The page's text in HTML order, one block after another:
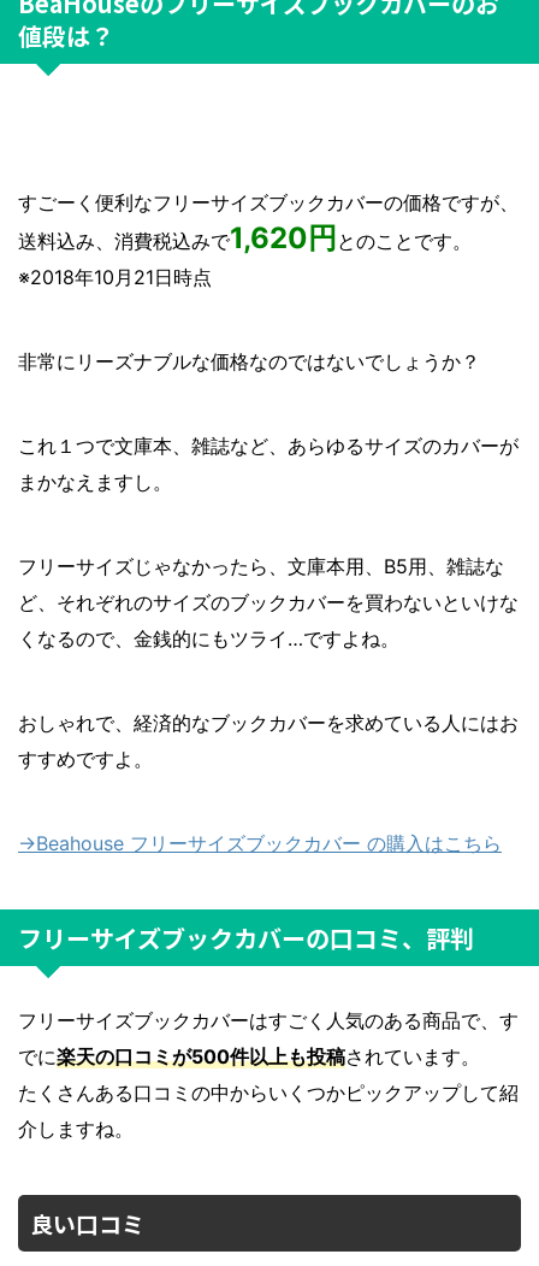
値段は？
すごーく便利なフリーサイズブックカバーの価格ですが、
送料込み、消費税込みで1,620円 とのことです。
※2018年10月21日時点
非常にリーズナブルな価格なのではないでしょうか？
これ１つで文庫本、雑誌など、あらゆるサイズのカバーが
まかなえますし。
フリーサイズじゃなかったら、文庫本用、B5用、雑誌な
ど、それぞれのサイズのブックカバーを買わないといけな
くなるので、金銭的にもツライ…ですよね。
おしゃれで、経済的なブックカバーを求めている人にはお
すすめですよ。
→Beahouse フリーサイズブックカバー の購入はこちら
フリーサイズブックカバーの口コミ、評判
フリーサイズブックカバーはすごく人気のある商品で、す
でに楽天の口コミが500件以上も投稿されています。
たくさんある口コミの中からいくつかピックアップして紹
介しますね。
良い口コミ